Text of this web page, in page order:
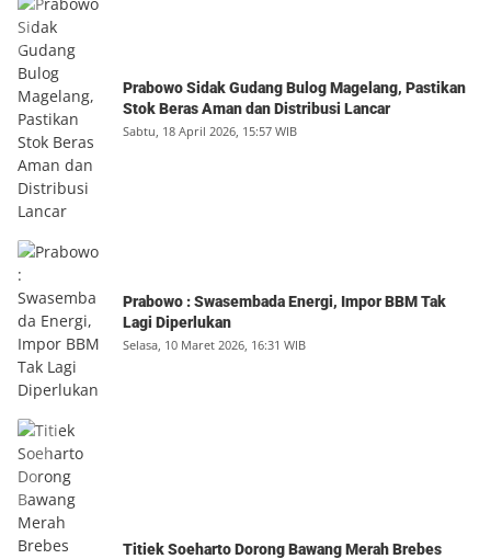
Prabowo Sidak Gudang Bulog Magelang, Pastikan
Stok Beras Aman dan Distribusi Lancar
Sabtu, 18 April 2026, 15:57 WIB
Prabowo : Swasembada Energi, Impor BBM Tak
Lagi Diperlukan
Selasa, 10 Maret 2026, 16:31 WIB
Titiek Soeharto Dorong Bawang Merah Brebes